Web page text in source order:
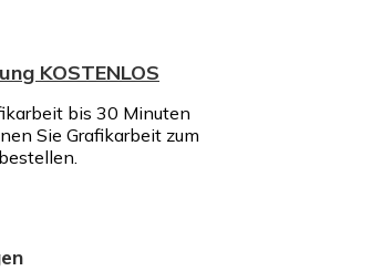
KOSTENLOS
bis 30 Minuten
Sie Grafikarbeit zum